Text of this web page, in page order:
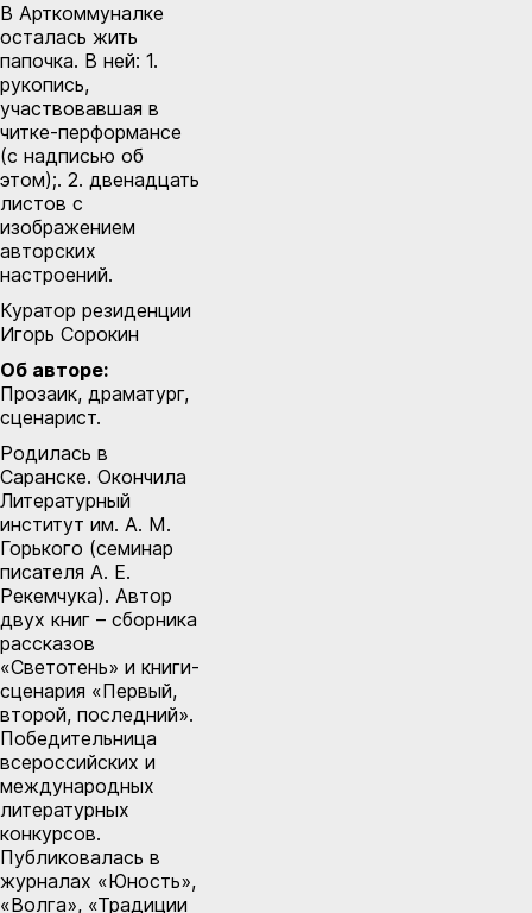
В Арткоммуналке
осталась жить
папочка. В ней: 1.
рукопись,
участвовавшая в
читке-перформансе
(с надписью об
этом);. 2. двенадцать
листов с
изображением
авторских
настроений.
Куратор резиденции
Игорь Сорокин
Об авторе:
Прозаик, драматург,
сценарист.
Родилась в
Саранске. Окончила
Литературный
институт им. А. М.
Горького (семинар
писателя А. Е.
Рекемчука). Автор
двух книг – сборника
рассказов
«Светотень» и книги-
сценария «Первый,
второй, последний».
Победительница
всероссийских и
международных
литературных
конкурсов.
Публиковалась в
журналах «Юность»,
«Волга», «Традиции